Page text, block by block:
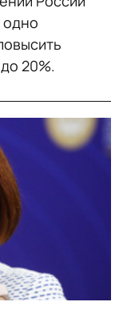
одно
20%.